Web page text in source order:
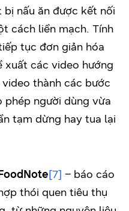
nấu ăn được kết nối
cách liền mạch. Tính
tục đơn giản hóa
xuất các video hướng
thành các bước
phép người dùng vừa
tạm dừng hay tua lại
[7] – báo cáo
thói quen tiêu thụ